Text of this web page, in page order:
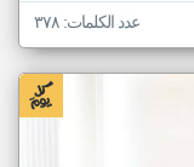
عدد الكلمات: ٣٧٨